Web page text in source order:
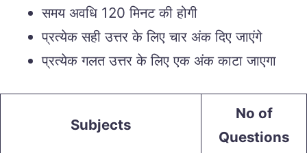
समय अवधि 120 मिनट की होगी
प्रत्येक सही उत्तर के लिए चार अंक दिए जाएंगे
प्रत्येक गलत उत्तर के लिए एक अंक काटा जाएगा
Subjects
No of
Questions